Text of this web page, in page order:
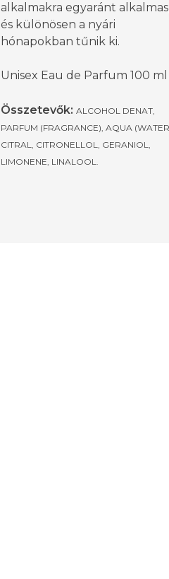
alkalmakra egyaránt
és különösen a nyári
hónapokban tűnik ki.
Unisex Eau de Parfum 100 ml
Összetevők: ALCOHOL DENAT,
PARFUM (FRAGRANCE), AQUA
CITRAL, CITRONELLOL, GERANIOL,
LIMONENE, LINALOOL.